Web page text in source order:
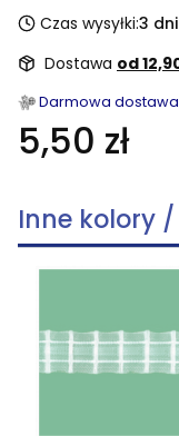
Czas wysyłki:3
Dostawa od
Darmowa dostawa
5,50 zł
Inne kolory